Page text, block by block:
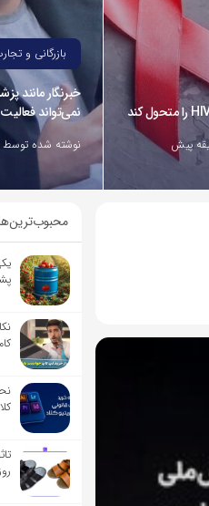
بازرگانی و
خبرنگار
نمی‌تواند
نوشته شده توسط